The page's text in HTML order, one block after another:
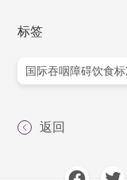
标签
国际吞咽障碍饮食
返回